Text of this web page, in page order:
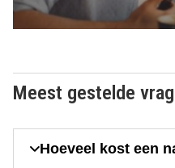
Meest gestelde
Hoeveel kost een